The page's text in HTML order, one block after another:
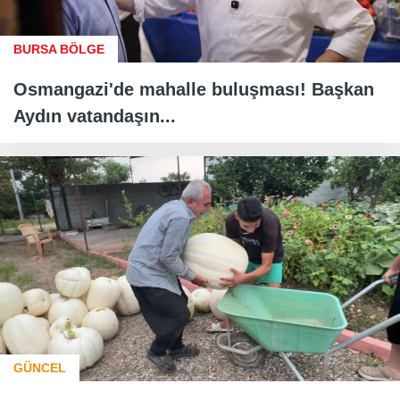
BURSA BÖLGE
Osmangazi'de mahalle buluşması! Başkan
Aydın vatandaşın...
GÜNCEL